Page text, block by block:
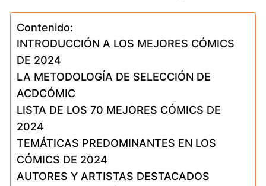
Contenido:
INTRODUCCIÓN A LOS MEJORES CÓMICS
DE 2024
LA METODOLOGÍA DE SELECCIÓN DE
ACDCÓMIC
LISTA DE LOS 70 MEJORES CÓMICS DE
2024
TEMÁTICAS PREDOMINANTES EN LOS
CÓMICS DE 2024
AUTORES Y ARTISTAS DESTACADOS